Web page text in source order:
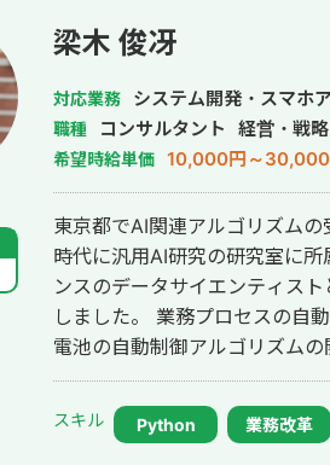
ーのコミュニケーション基盤
・モバイルアプリとService
元管理を実現。 ・CTIと
リングを構築し、対応品質の向上施策を実施。 【実
のLTV上昇+新規成約率6%上昇
梁木 俊冴
対応業務 システム開発・スマホ
職種 コンサルタント 経営・戦
希望時給単価 10,000円～30,000
東京都でAI関連アルゴリズム
時代に汎用AI研究の研究室に
ンスのデータサイエンティス
しました。 業務プロセスの自
電池の自動制御アルゴリズム
箇所の自動検出アルゴリズム
いて、「依頼金額以上のお客
お客様にとっては利益になる
スキル Python 業務改革